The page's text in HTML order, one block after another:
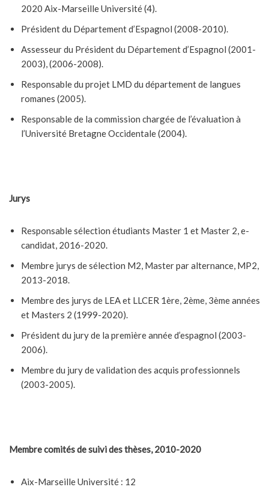
2020 Aix-Marseille Université (4).
Président du Département d’Espagnol (2008-2010).
Assesseur du Président du Département d’Espagnol (2001-
2003), (2006-2008).
Responsable du projet LMD du département de langues
romanes (2005).
Responsable de la commission chargée de l’évaluation à
l’Université Bretagne Occidentale (2004).
Jurys
Responsable sélection étudiants Master 1 et Master 2, e-
candidat, 2016-2020.
Membre jurys de sélection M2, Master par alternance, MP2,
2013-2018.
Membre des jurys de LEA et LLCER 1ère, 2ème, 3ème années
et Masters 2 (1999-2020).
Président du jury de la première année d’espagnol (2003-
2006).
Membre du jury de validation des acquis professionnels
(2003-2005).
Membre comités de suivi des thèses, 2010-2020
Aix-Marseille Université : 12